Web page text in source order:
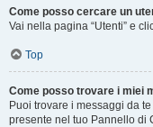
Come posso cercare un
Vai nella pagina “Utenti” e
Top
Come posso trovare i miei
Puoi trovare i messaggi da
presente nel tuo Pannello di